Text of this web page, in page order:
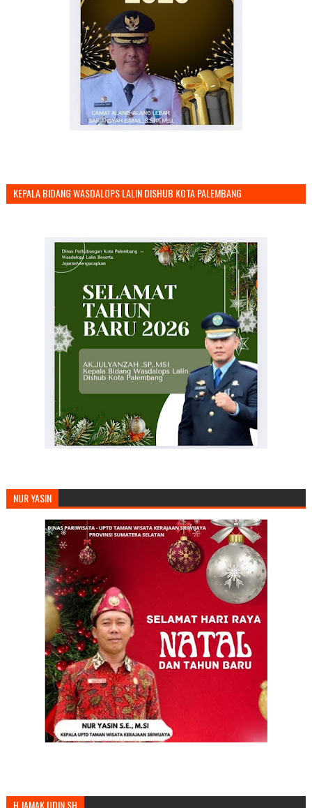
KEPALA BIDANG WASDALOPS LALIN DISHUB KOTA PALEMBANG
NUR YASIN
H JAMAK UDIN SH